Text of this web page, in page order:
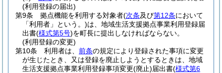
(利用登録の届出)
第9条
拠点機能を利用する対象者(次条及び第12条において
「利用者」という。)は、地域生活支援拠点事業利用登録届
出書(様式第5号)を町長に提出しなければならない。
(利用登録の変更)
第10条
利用者は、 前条の規定により登録された事項に変更
が生じたとき、又は登録を廃止しようとするときは、地域
生活支援拠点事業利用登録事項変更(廃止)届出書(様式第6